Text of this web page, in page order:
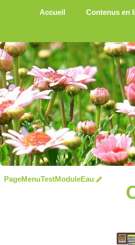
Aller au contenu principal
Accueil Contenus en
PageMenuTestModuleEau